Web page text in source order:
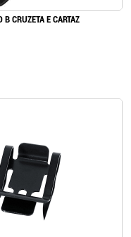
CRUZETA E CARTAZ